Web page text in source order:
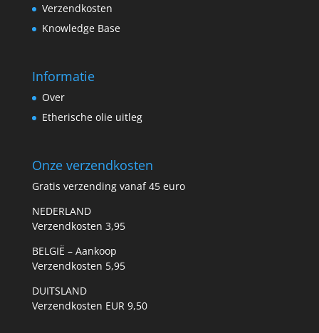
Verzendkosten
Knowledge Base
Informatie
Over
Etherische olie uitleg
Onze verzendkosten
Gratis verzending vanaf 45 euro
NEDERLAND
Verzendkosten 3,95
BELGIË – Aankoop
Verzendkosten 5,95
DUITSLAND
Verzendkosten EUR 9,50